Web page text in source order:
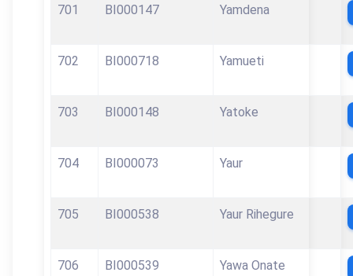
701 BI000147 Yamdena
702 BI000718 Yamueti
703 BI000148 Yatoke
704 BI000073 Yaur
705 BI000538 Yaur Rihegure
706 BI000539 Yawa Onate